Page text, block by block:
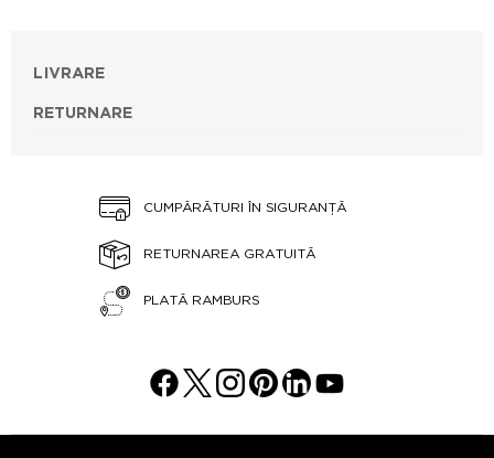
LIVRARE
RETURNARE
CUMPĂRĂTURI ÎN SIGURANȚĂ
RETURNAREA GRATUITĂ
PLATĂ RAMBURS